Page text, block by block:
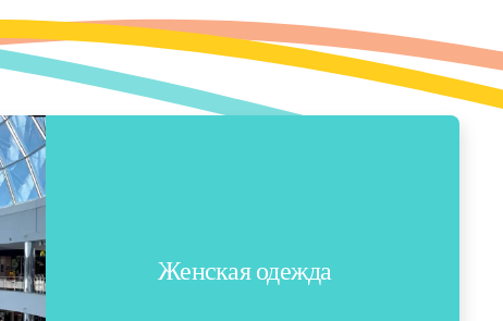
Женская одежда